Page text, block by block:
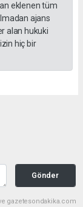
eklenen tüm
ajans
alan hukuki
hiç bir
Gönder
gazetesondakika.com